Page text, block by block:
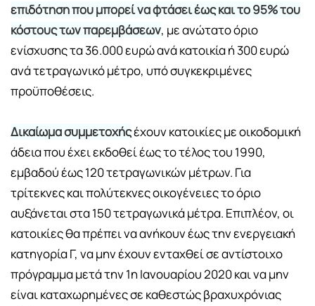
επιδότηση που μπορεί να φτάσει έως και το 95% του
κόστους των παρεμβάσεων, με ανώτατο όριο
ενίσχυσης τα 36.000 ευρώ ανά κατοικία ή 300 ευρώ
ανά τετραγωνικό μέτρο, υπό συγκεκριμένες
προϋποθέσεις.
Δικαίωμα συμμετοχήςέχουν κατοικίες με οικοδομική
άδεια που έχει εκδοθεί έως το τέλος του 1990,
εμβαδού έως 120 τετραγωνικών μέτρων. Για
τρίτεκνες και πολύτεκνες οικογένειες το όριο
αυξάνεται στα 150 τετραγωνικά μέτρα. Επιπλέον, οι
κατοικίες θα πρέπει να ανήκουν έως την ενεργειακή
κατηγορία Γ, να μην έχουν ενταχθεί σε αντίστοιχο
πρόγραμμα μετά την 1η Ιανουαρίου 2020 και να μην
είναι καταχωρημένες σε καθεστώς βραχυχρόνιας